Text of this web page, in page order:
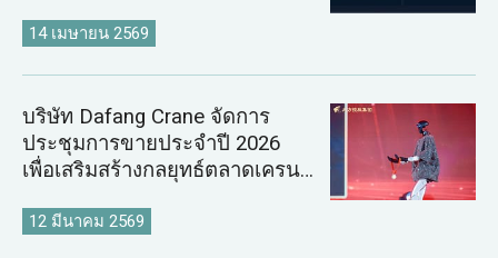
14 เมษายน 2569
บริษัท Dafang Crane จัดการ
ประชุมการขายประจำปี 2026
เพื่อเสริมสร้างกลยุทธ์ตลาดเครน
12 มีนาคม 2569